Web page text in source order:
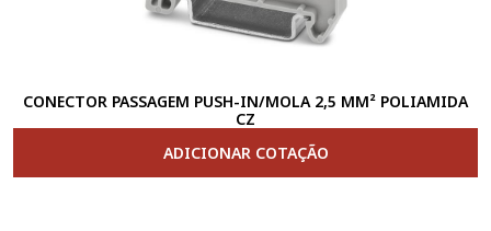
CONECTOR PASSAGEM PUSH-IN/MOLA 2,5 MM² POLIAMIDA
CZ
ADICIONAR COTAÇÃO